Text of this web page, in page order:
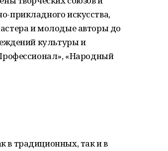
прикладного искусства,
и молодые авторы до
культуры и
«Народный
в традиционных, так и в